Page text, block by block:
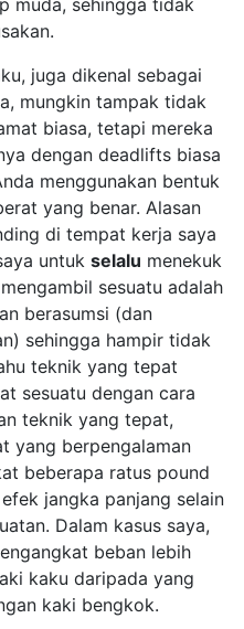
muda, sehingga tidak
juga dikenal sebagai
mungkin tampak tidak
biasa, tetapi mereka
dengan deadlifts biasa
menggunakan bentuk
yang benar. Alasan
di tempat kerja saya
untuk selalu menekuk
sesuatu adalah
berasumsi (dan
sehingga hampir tidak
teknik yang tepat
sesuatu dengan cara
teknik yang tepat,
yang berpengalaman
beberapa ratus pound
jangka panjang selain
Dalam kasus saya,
beban lebih
kaku daripada yang
kaki bengkok.